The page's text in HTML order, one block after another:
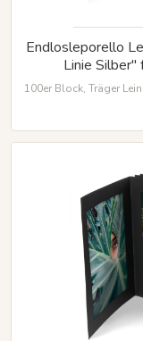
Endlosleporello
Linie
100er Block, Träger